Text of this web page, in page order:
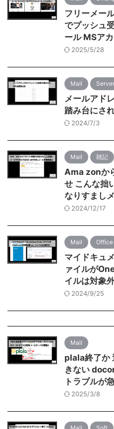
フリーメー
でプッシュ
ール MSア
2025/5/28
Mail Server
メールアド
踏み台にさ
2024/7/3
Mail 雑記
Ama zonか
せ こんな拙
なりすまし
2024/12/17
Mail Office
マイドキュ
ァイルが
イルは対象
2024/9/25
Mail
plala終了か
きない
トラブルが
2025/3/8